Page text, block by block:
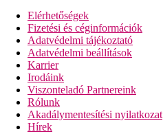
Elérhetőségek
Fizetési és céginformációk
Adatvédelmi tájékoztató
Adatvédelmi beállítások
Karrier
Irodáink
Viszonteladó Partnereink
Rólunk
Akadálymentesítési nyilatkozat
Hírek